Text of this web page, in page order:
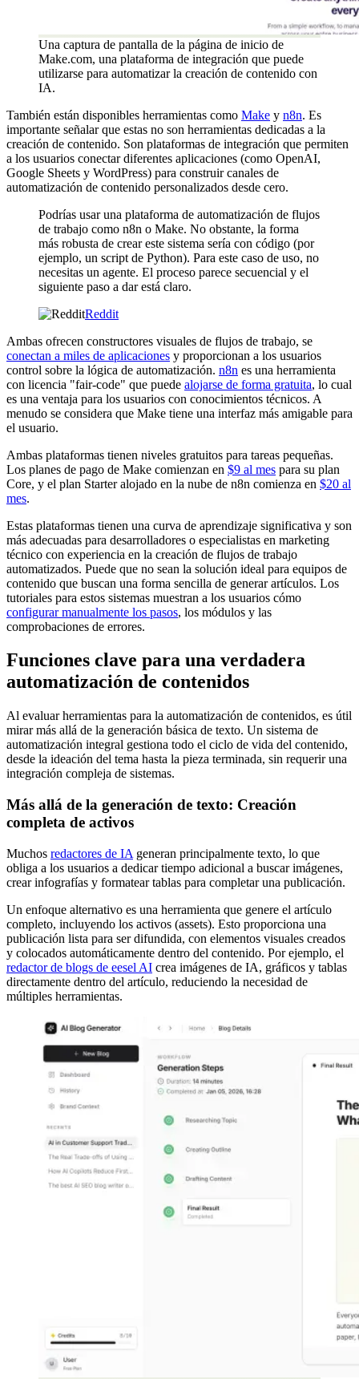
Una captura de pantalla de la página de inicio de
Make.com, una plataforma de integración que puede
utilizarse para automatizar la creación de contenido con
IA.
También están disponibles herramientas como Make y n8n. Es
importante señalar que estas no son herramientas dedicadas a la
creación de contenido. Son plataformas de integración que permiten
a los usuarios conectar diferentes aplicaciones (como OpenAI,
Google Sheets y WordPress) para construir canales de
automatización de contenido personalizados desde cero.
Podrías usar una plataforma de automatización de flujos
de trabajo como n8n o Make. No obstante, la forma
más robusta de crear este sistema sería con código (por
ejemplo, un script de Python). Para este caso de uso, no
necesitas un agente. El proceso parece secuencial y el
siguiente paso a dar está claro.
Reddit
Ambas ofrecen constructores visuales de flujos de trabajo, se
conectan a miles de aplicaciones y proporcionan a los usuarios
control sobre la lógica de automatización. n8n es una herramienta
con licencia "fair-code" que puede alojarse de forma gratuita, lo cual
es una ventaja para los usuarios con conocimientos técnicos. A
menudo se considera que Make tiene una interfaz más amigable para
el usuario.
Ambas plataformas tienen niveles gratuitos para tareas pequeñas.
Los planes de pago de Make comienzan en $9 al mes para su plan
Core, y el plan Starter alojado en la nube de n8n comienza en $20 al
mes.
Estas plataformas tienen una curva de aprendizaje significativa y son
más adecuadas para desarrolladores o especialistas en marketing
técnico con experiencia en la creación de flujos de trabajo
automatizados. Puede que no sean la solución ideal para equipos de
contenido que buscan una forma sencilla de generar artículos. Los
tutoriales para estos sistemas muestran a los usuarios cómo
configurar manualmente los pasos, los módulos y las
comprobaciones de errores.
Funciones clave para una verdadera
automatización de contenidos
Al evaluar herramientas para la automatización de contenidos, es útil
mirar más allá de la generación básica de texto. Un sistema de
automatización integral gestiona todo el ciclo de vida del contenido,
desde la ideación del tema hasta la pieza terminada, sin requerir una
integración compleja de sistemas.
Más allá de la generación de texto: Creación
completa de activos
Muchos redactores de IA generan principalmente texto, lo que
obliga a los usuarios a dedicar tiempo adicional a buscar imágenes,
crear infografías y formatear tablas para completar una publicación.
Un enfoque alternativo es una herramienta que genere el artículo
completo, incluyendo los activos (assets). Esto proporciona una
publicación lista para ser difundida, con elementos visuales creados
y colocados automáticamente dentro del contenido. Por ejemplo, el
redactor de blogs de eesel AI crea imágenes de IA, gráficos y tablas
directamente dentro del artículo, reduciendo la necesidad de
múltiples herramientas.